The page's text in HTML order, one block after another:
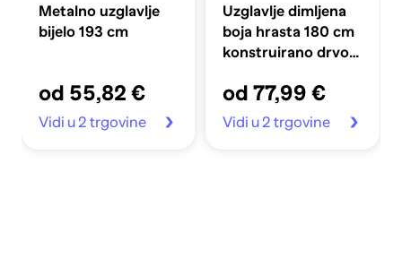
Metalno uzglavlje
bijelo 193 cm
od 55,82 €
Vidi u 2 trgovine
Uzglavlje dimljena
boja hrasta 180 cm
konstruirano drvo i
od 77,99 €
Vidi u 2 trgovine